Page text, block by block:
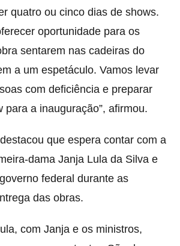
quatro ou cinco dias de shows.
oportunidade para os
sentarem nas cadeiras do
a um espetáculo. Vamos levar
com deficiência e preparar
para a inauguração”, afirmou.
que espera contar com a
dama Janja Lula da Silva e
federal durante as
das obras.
com Janja e os ministros,